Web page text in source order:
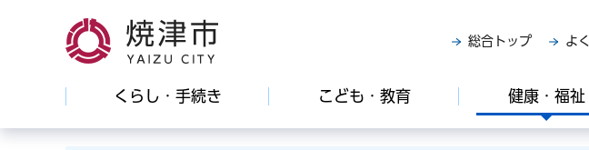
焼津市
総合トップ よ
くらし・手続き こども・教育 健康・福祉